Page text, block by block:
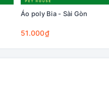
Áo poly Bia - Sài Gòn
51.000₫